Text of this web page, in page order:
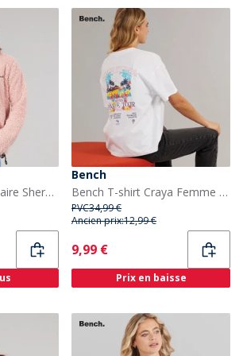
Bench Veste en Polaire Sherpa Femme Rose
Bench
Bench T-shirt Craya Femme Blanc
PVC34,99 €
Ancien prix:12,99 €
Current
9,99 €
Prix en baisse